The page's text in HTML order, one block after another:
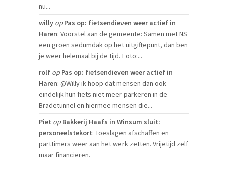
nu...
willy op Pas op: fietsendieven weer actief in
Haren: Voorstel aan de gemeente: Samen met NS
een groen sedumdak op het uitgiftepunt, dan ben
je weer helemaal bij de tijd. Foto:...
rolf op Pas op: fietsendieven weer actief in
Haren: @Willy ik hoop dat mensen dan ook
eindelijk hun fiets niet meer parkeren in de
Bradetunnel en hiermee mensen die...
Piet op Bakkerij Haafs in Winsum sluit:
personeelstekort: Toeslagen afschaffen en
parttimers weer aan het werk zetten. Vrijetijd zelf
maar financieren.